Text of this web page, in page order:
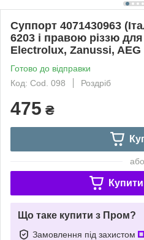
Суппорт 4071430963
6203 і правою різзю
Electrolux, Zanussi, AEG
Готово до відправки
Код: Cod. 098
Роздріб
475 ₴
або
Що таке купити з Пром?
Замовлення під захистом